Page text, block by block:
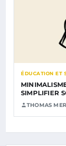
ÉDUCATION ET
SIMPLIFIER
THOMAS